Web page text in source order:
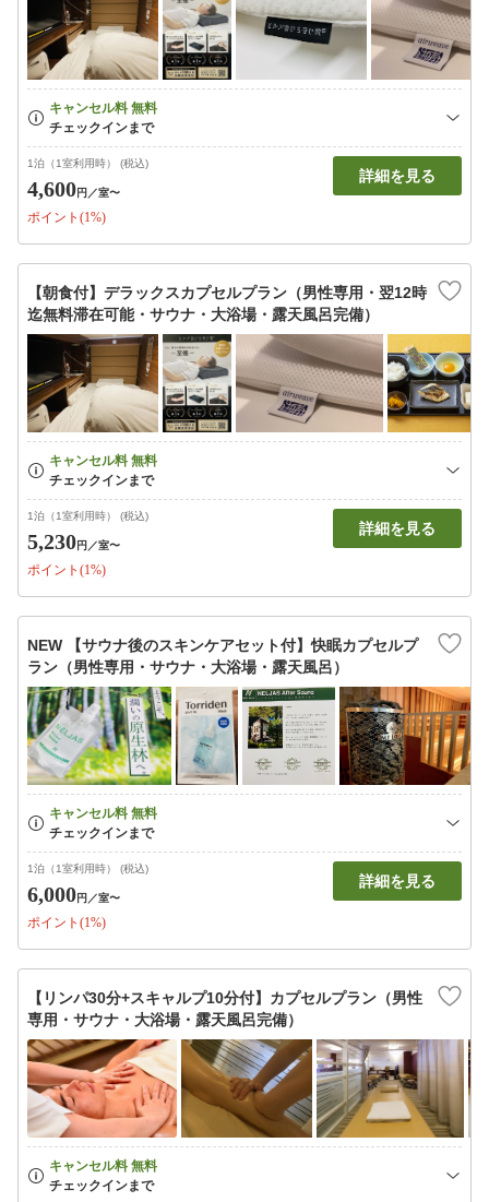
1泊（1室利用時） (税込)
4,600円 ／室〜
ポイント(1%)
詳細を見る
【朝食付】デラックスカプセルプラン（男性専用・翌12時
迄無料滞在可能・サウナ・大浴場・露天風呂完備）
1泊（1室利用時） (税込)
5,230円 ／室〜
ポイント(1%)
詳細を見る
NEW 【サウナ後のスキンケアセット付】快眠カプセルプ
ラン（男性専用・サウナ・大浴場・露天風呂）
1泊（1室利用時） (税込)
6,000円 ／室〜
ポイント(1%)
詳細を見る
【リンパ30分+スキャルプ10分付】カプセルプラン（男性
専用・サウナ・大浴場・露天風呂完備）